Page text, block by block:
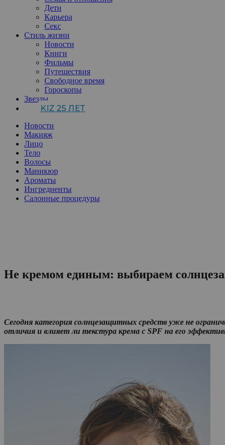
Дети
Карьера
Секс
Стиль жизни
Новости
Книги
Фильмы
Путешествия
Свободное время
Гороскопы
Звезды
KIZ 25 ЛЕТ
Новости
Макияж
Лицо
Тело
Волосы
Маникюр
Ароматы
Ингредиенты
Салонные процедуры
Не кремом единым: выбираем
Сегодня категория солнцезащитных средств уже не
отличия и влияет ли текстура крема с SPF на его